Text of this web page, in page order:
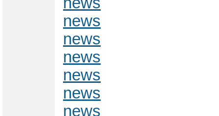
news
news
news
news
news
news